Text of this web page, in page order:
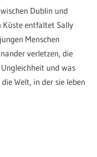
Dublin und
Küste entfaltet Sally
Menschen
verletzen, die
und was
Welt, in der sie leben